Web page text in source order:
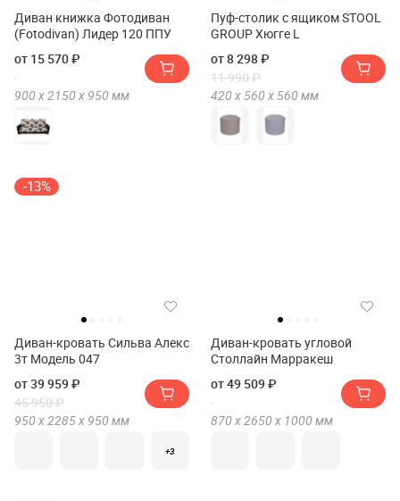
Диван книжка Фотодиван
(Fotodivan) Лидер 120 ППУ
от 15 570 ₽
900 х2150 х 950 мм
Пуф-столик с ящиком STOOL
GROUP Хюгге L
от 8 298 ₽
11 990 ₽
420 х 560 х 560 мм
-13%
Диван-кровать Сильва Алекс
3т Модель 047
от 39 959 ₽
45 950 ₽
950 х2285 х 950 мм
+3
Диван-кровать угловой
Столлайн Марракеш
от 49 509 ₽
870 х2650 х 1000 мм